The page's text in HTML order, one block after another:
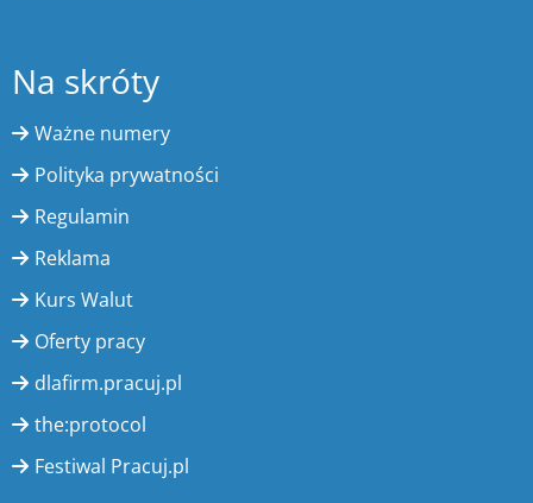
Na skróty
Ważne numery
Polityka prywatności
Regulamin
Reklama
Kurs Walut
Oferty pracy
dlafirm.pracuj.pl
the:protocol
Festiwal Pracuj.pl